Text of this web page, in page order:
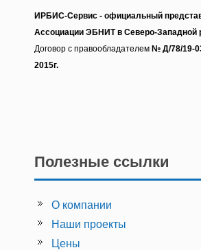
ИРБИС-Сервис - официальный
Ассоциации ЭБНИТ в Северо-Западной
Договор с правообладателем № Д/78/19-
2015г.
Полезные ссылки
О компании
Наши проекты
Цены